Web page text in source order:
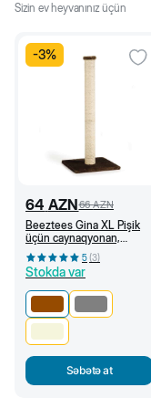
Sizin ev heyvanınız üçün
-3%
64 AZN66 AZN
Beeztees Gina XL Pişik
üçün caynaqyonan,
40x40x90 sm, Qəhvəyi
5(3)
Stokda var
Səbətə at